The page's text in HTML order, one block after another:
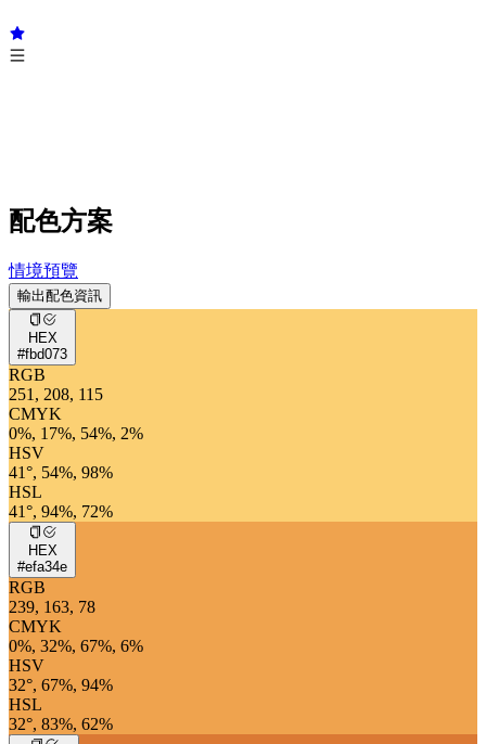
配色方案
情境預覽
輸出配色資訊
HEX
#fbd073
RGB
251, 208, 115
CMYK
0%, 17%, 54%, 2%
HSV
41°, 54%, 98%
HSL
41°, 94%, 72%
HEX
#efa34e
RGB
239, 163, 78
CMYK
0%, 32%, 67%, 6%
HSV
32°, 67%, 94%
HSL
32°, 83%, 62%